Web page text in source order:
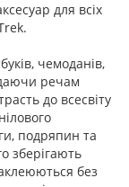
для всіх
чемоданів,
речам
до всесвіту
подряпин та
зберігають
без